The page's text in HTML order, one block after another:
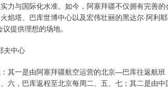
力与国际化水准。如今，阿塞拜疆不仅拥有完善
焰塔、巴库世博中心以及宏伟壮丽的黑达尔·阿利
提供理想的场地。
夫中心
其一是由阿塞拜疆航空运营的北京—巴库往返航班
六，巴库返程至北京每周二、五、七；其二是由